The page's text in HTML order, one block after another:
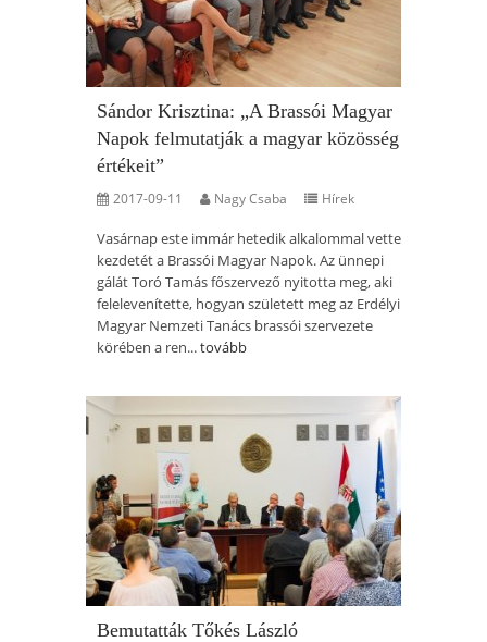
Sándor Krisztina: „A Brassói Magyar
Napok felmutatják a magyar közösség
értékeit”
2017-09-11 Nagy Csaba Hírek
Vasárnap este immár hetedik alkalommal vette
kezdetét a Brassói Magyar Napok. Az ünnepi
gálát Toró Tamás főszervező nyitotta meg, aki
felelevenítette, hogyan született meg az Erdélyi
Magyar Nemzeti Tanács brassói szervezete
körében a ren...tovább
Bemutatták Tőkés László